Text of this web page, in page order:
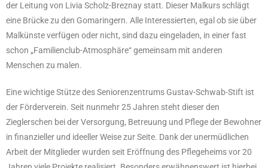
der Leitung von Livia Scholz-Breznay statt. Dieser Malkurs schlägt
eine Brücke zu den Gomaringern. Alle Interessierten, egal ob sie über
Malkünste verfügen oder nicht, sind dazu eingeladen, in einer fast
schon „Familienclub-Atmosphäre“ gemeinsam mit anderen
Menschen zu malen.
Eine wichtige Stütze des Seniorenzentrums Gustav-Schwab-Stift ist
der Förderverein. Seit nunmehr 25 Jahren steht dieser den
Zieglerschen bei der Versorgung, Betreuung und Pflege der Bewohner
in finanzieller und ideeller Weise zur Seite. Dank der unermüdlichen
Arbeit der Mitglieder wurden seit Eröffnung des Pflegeheims vor 20